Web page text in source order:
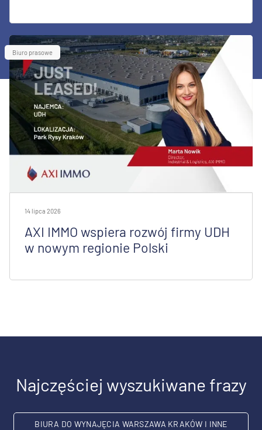
Biuro prasowe
14 lipca 2026
AXI IMMO wspiera rozwój firmy UDH
w nowym regionie Polski
Najczęściej wyszukiwane frazy
BIURA DO WYNAJĘCIA WARSZAWA KRAKÓW I INNE